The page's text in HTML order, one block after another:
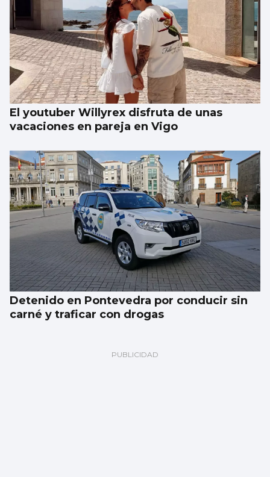
El youtuber Willyrex disfruta de unas
vacaciones en pareja en Vigo
Detenido en Pontevedra por conducir sin
carné y traficar con drogas